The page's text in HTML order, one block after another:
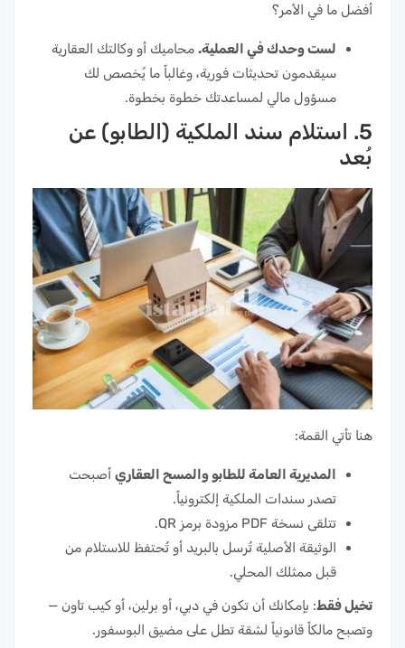
أفضل ما في الأمر؟
لست وحدك في العملية. محاميك أو وكالتك العقارية
سيقدمون تحديثات فورية، وغالباً ما يُخصص لك
مسؤول مالي لمساعدتك خطوة بخطوة.
5. استلام سند الملكية (الطابو) عن
بُعد
هنا تأتي القمة:
المديرية العامة للطابو والمسح العقاري أصبحت
تصدر سندات الملكية إلكترونياً.
تتلقى نسخة PDF مزودة برمز QR.
الوثيقة الأصلية تُرسل بالبريد أو تُحتفظ للاستلام من
قبل ممثلك المحلي.
تخيل فقط: بإمكانك أن تكون في دبي، أو برلين، أو كيب تاون —
وتصبح مالكاً قانونياً لشقة تطل على مضيق البوسفور.